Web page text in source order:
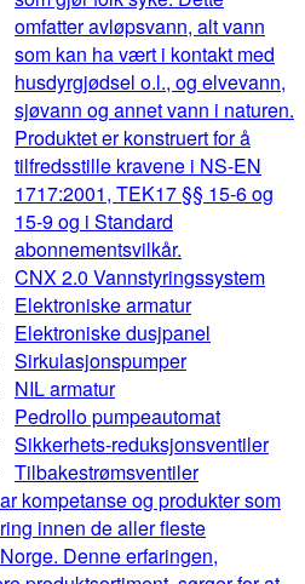
omfatter avløpsvann, alt vann
som kan ha vært i kontakt med
husdyrgjødsel o.l., og elvevann,
sjøvann og annet vann i naturen.
Produktet er konstruert for å
tilfredsstille kravene i NS-EN
1717:2001, TEK17 §§ 15-6 og
15-9 og i Standard
abonnementsvilkår.
CNX 2.0 Vannstyringssystem
Elektroniske armatur
Elektroniske dusjpanel
Sirkulasjonspumper
NIL armatur
Pedrollo pumpeautomat
Sikkerhets-reduksjonsventiler
Tilbakestrømsventiler
kompetanse og produkter som
innen de aller fleste
Denne erfaringen,